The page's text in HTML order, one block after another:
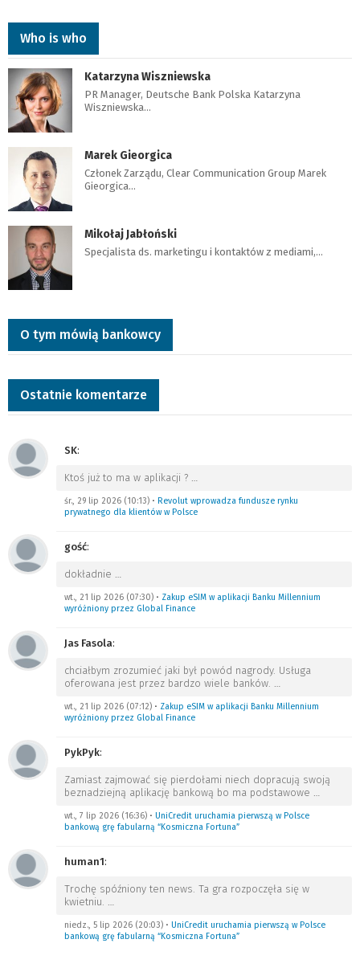
Who is who
Katarzyna Wiszniewska
PR Manager, Deutsche Bank Polska Katarzyna
Wiszniewska…
Marek Gieorgica
Członek Zarządu, Clear Communication Group Marek
Gieorgica…
Mikołaj Jabłoński
Specjalista ds. marketingu i kontaktów z mediami,…
O tym mówią bankowcy
Ostatnie komentarze
SK:
Ktoś już to ma w aplikacji ? …
śr., 29 lip 2026 (10:13) • Revolut wprowadza fundusze rynku
prywatnego dla klientów w Polsce
gość:
dokładnie …
wt., 21 lip 2026 (07:30) • Zakup eSIM w aplikacji Banku Millennium
wyróżniony przez Global Finance
Jas Fasola:
chciałbym zrozumieć jaki był powód nagrody. Usługa
oferowana jest przez bardzo wiele banków. …
wt., 21 lip 2026 (07:12) • Zakup eSIM w aplikacji Banku Millennium
wyróżniony przez Global Finance
PykPyk:
Zamiast zajmować się pierdołami niech dopracują swoją
beznadziejną aplikację bankową bo ma podstawowe …
wt., 7 lip 2026 (16:36) • UniCredit uruchamia pierwszą w Polsce
bankową grę fabularną “Kosmiczna Fortuna”
human1:
Trochę spóźniony ten news. Ta gra rozpoczęła się w
kwietniu. …
niedz., 5 lip 2026 (20:03) • UniCredit uruchamia pierwszą w Polsce
bankową grę fabularną “Kosmiczna Fortuna”